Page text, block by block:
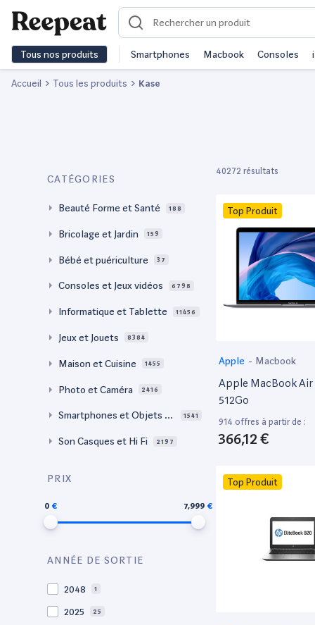
Tous nos produits Smartphones Macbook Consoles
Accueil Tous les produits Kase
CATÉGORIES
Beauté Forme et Santé 188
Bricolage et Jardin 159
Bébé et puériculture 37
Consoles et Jeux vidéos 6798
Informatique et Tablette 11456
Jeux et Jouets 8384
Maison et Cuisine 1455
Photo et Caméra 2416
Smartphones et Objets c
1541
Son Casques et Hi Fi 2197
PRIX
0 7,999
ANNÉE DE SORTIE
2048 1
2025 25
40272 résultats
Top Produit
Apple - Macbook
Apple MacBook Air
512Go
914 offres à partir de :
366,12 €
Top Produit